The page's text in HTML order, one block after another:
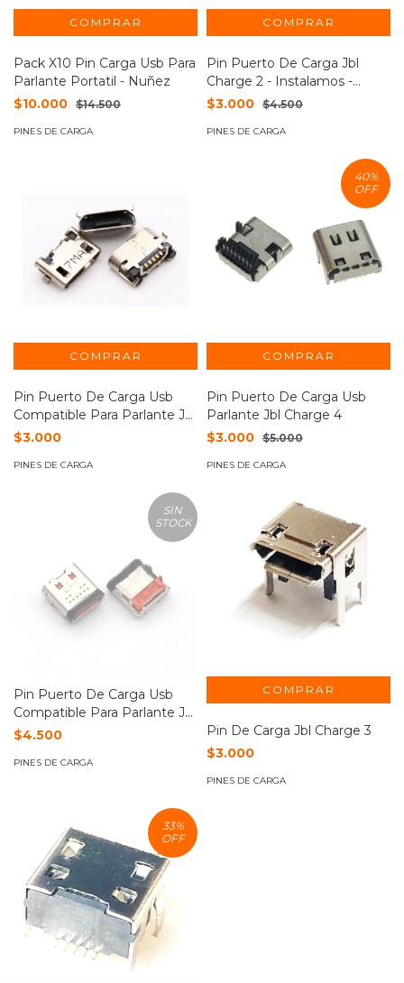
Pack X10 Pin Carga Usb Para
Parlante Portatil - Nuñez
$10.000 $14.500
PINES DE CARGA
Pin Puerto De Carga Jbl
Charge 2 - Instalamos -
Nuñez
$3.000 $4.500
PINES DE CARGA
Pin Puerto De Carga Usb
Compatible Para Parlante Jbl
Flip 4
$3.000
PINES DE CARGA
40%
OFF
Pin Puerto De Carga Usb
Parlante Jbl Charge 4
$3.000 $5.000
PINES DE CARGA
SIN
STOCK
Pin Puerto De Carga Usb
Compatible Para Parlante Jbl
Flip 5
$4.500
PINES DE CARGA
Pin De Carga Jbl Charge 3
$3.000
PINES DE CARGA
33%
OFF